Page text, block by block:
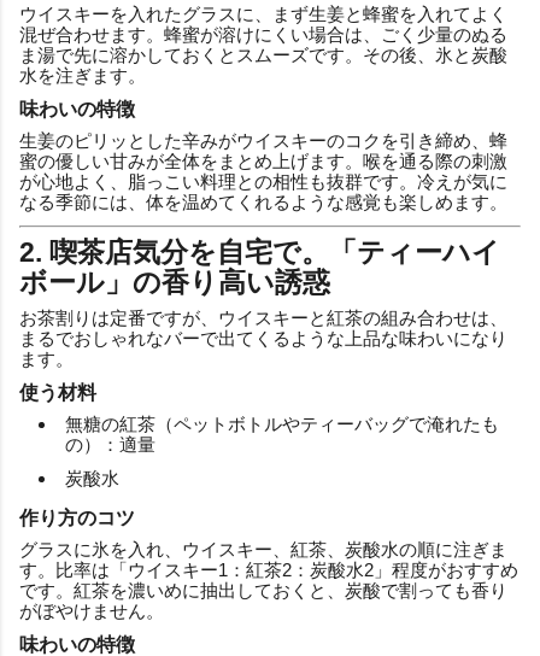
ウイスキーを入れたグラスに、まず生姜と蜂蜜を入れてよく
混ぜ合わせます。蜂蜜が溶けにくい場合は、ごく少量のぬる
ま湯で先に溶かしておくとスムーズです。その後、氷と炭酸
水を注ぎます。
味わいの特徴
生姜のピリッとした辛みがウイスキーのコクを引き締め、蜂
蜜の優しい甘みが全体をまとめ上げます。喉を通る際の刺激
が心地よく、脂っこい料理との相性も抜群です。冷えが気に
なる季節には、体を温めてくれるような感覚も楽しめます。
2. 喫茶店気分を自宅で。「ティーハイ
ボール」の香り高い誘惑
お茶割りは定番ですが、ウイスキーと紅茶の組み合わせは、
まるでおしゃれなバーで出てくるような上品な味わいになり
ます。
使う材料
無糖の紅茶（ペットボトルやティーバッグで淹れたも
の）：適量
炭酸水
作り方のコツ
グラスに氷を入れ、ウイスキー、紅茶、炭酸水の順に注ぎま
す。比率は「ウイスキー1：紅茶2：炭酸水2」程度がおすすめ
です。紅茶を濃いめに抽出しておくと、炭酸で割っても香り
がぼやけません。
味わいの特徴